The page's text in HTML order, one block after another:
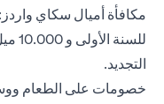
التجديد.
خصومات على الطعام ووسائل